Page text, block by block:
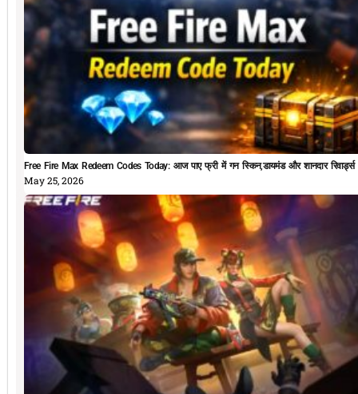
Free Fire Max Redeem Codes Today: आज पाए फ्री में गन स्किन,डायमंड और शानदार रिवार्ड्स
May 25, 2026